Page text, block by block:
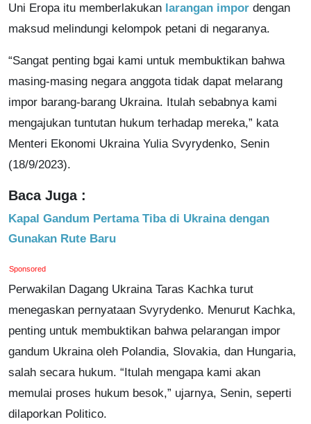
Uni Eropa itu memberlakukan larangan impor dengan
maksud melindungi kelompok petani di negaranya.
“Sangat penting bgai kami untuk membuktikan bahwa
masing-masing negara anggota tidak dapat melarang
impor barang-barang Ukraina. Itulah sebabnya kami
mengajukan tuntutan hukum terhadap mereka,” kata
Menteri Ekonomi Ukraina Yulia Svyrydenko, Senin
(18/9/2023).
Baca Juga :
Kapal Gandum Pertama Tiba di Ukraina dengan
Gunakan Rute Baru
Sponsored
Perwakilan Dagang Ukraina Taras Kachka turut
menegaskan pernyataan Svyrydenko. Menurut Kachka,
penting untuk membuktikan bahwa pelarangan impor
gandum Ukraina oleh Polandia, Slovakia, dan Hungaria,
salah secara hukum. “Itulah mengapa kami akan
memulai proses hukum besok,” ujarnya, Senin, seperti
dilaporkan Politico.